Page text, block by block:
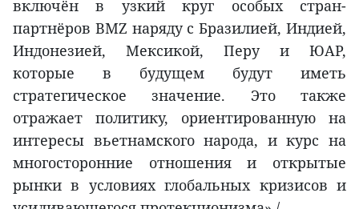
включён в узкий круг особых стран-
партнёров BMZ наряду с Бразилией, Индией,
Индонезией, Мексикой, Перу и ЮАР,
которые в будущем будут иметь
стратегическое значение. Это также
отражает политику, ориентированную на
интересы вьетнамского народа, и курс на
многосторонние отношения и открытые
рынки в условиях глобальных кризисов и